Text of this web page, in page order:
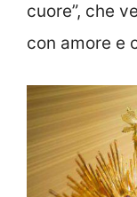
cuore”, che
con amore e